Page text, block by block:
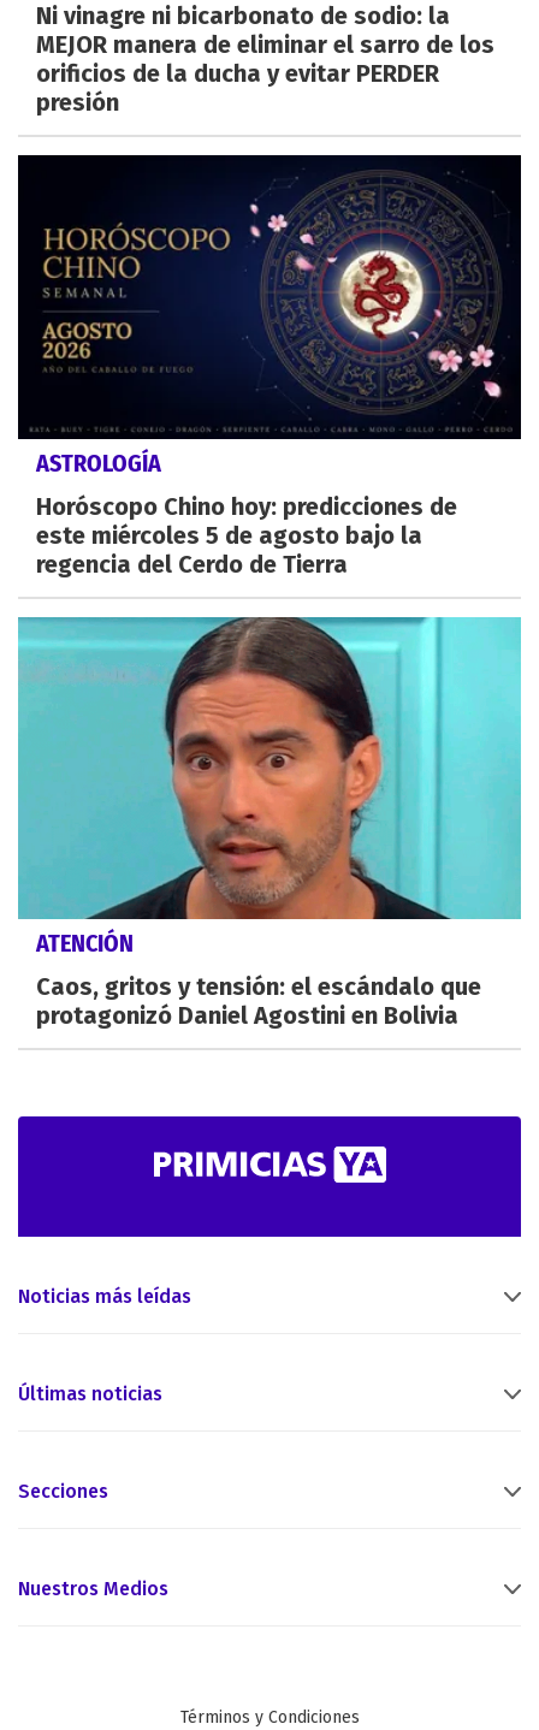
Ni vinagre ni bicarbonato de sodio: la
MEJOR manera de eliminar el sarro de los
orificios de la ducha y evitar PERDER
presión
ASTROLOGÍA
Horóscopo Chino hoy: predicciones de
este miércoles 5 de agosto bajo la
regencia del Cerdo de Tierra
ATENCIÓN
Caos, gritos y tensión: el escándalo que
protagonizó Daniel Agostini en Bolivia
Noticias más leídas
Últimas noticias
Secciones
Nuestros Medios
Términos y Condiciones